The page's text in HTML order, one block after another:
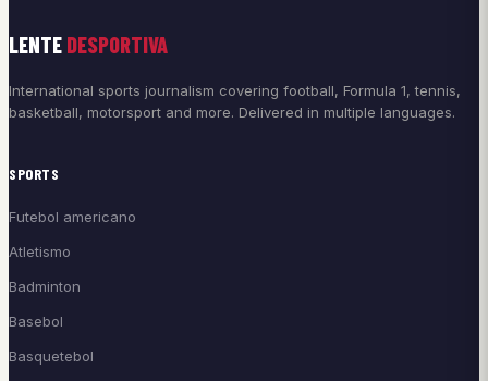
LENTE DESPORTIVA
International sports journalism covering football, Formula 1, tennis,
basketball, motorsport and more. Delivered in multiple languages.
SPORTS
Futebol americano
Atletismo
Badminton
Basebol
Basquetebol